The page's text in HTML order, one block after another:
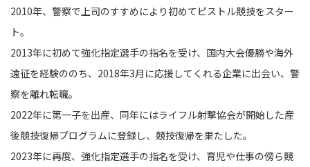
2010年、警察で上司のすすめにより初めてピストル競技をスター
ト。
2013年に初めて強化指定選手の指名を受け、国内大会優勝や海外
遠征を経験ののち、2018年3月に応援してくれる企業に出会い、警
察を離れ転職。
2022年に第一子を出産、同年にはライフル射撃協会が開始した産
後競技復帰プログラムに登録し、競技復帰を果たした。
2023年に再度、強化指定選手の指名を受け、育児や仕事の傍ら競